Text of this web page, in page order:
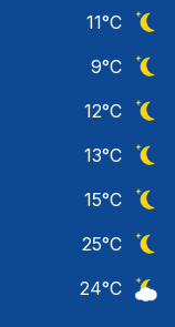
11°C
9°C
12°C
13°C
15°C
25°C
24°C